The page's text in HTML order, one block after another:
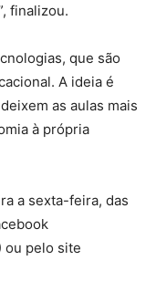
finalizou.
que são
A ideia é
as aulas mais
à própria
a sexta-feira, das
ou pelo site